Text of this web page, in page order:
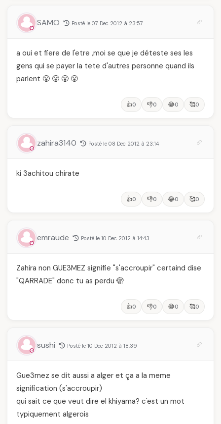
SAMO Posté le 07 Dec 2012 à 23:57
a oui et fiere de l'etre ,moi se que je déteste ses les
gens qui se payer la tete d'autres personne quand ils
parlent 😤 😤 😤 😤
👍0 👎0 😂0 🥰0
zahira3140 Posté le 08 Dec 2012 à 23:14
ki 3achitou chirate
👍0 👎0 😂0 🥰0
emraude Posté le 10 Dec 2012 à 14:43
Zahira non GUE3MEZ signifie "s'accroupir" certaind dise
"QARRADE" donc tu as perdu 🫣
👍0 👎0 😂0 🥰0
sushi Posté le 10 Dec 2012 à 18:39
Gue3mez se dit aussi a alger et ça a la meme
signification (s'accroupir)
qui sait ce que veut dire el khiyama? c'est un mot
typiquement algerois